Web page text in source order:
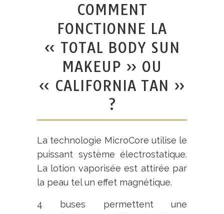
COMMENT
FONCTIONNE LA
« TOTAL BODY SUN
MAKEUP » OU
« CALIFORNIA TAN »
?
La technologie MicroCore utilise le
puissant système électrostatique.
La lotion vaporisée est attirée par
la peau tel un effet magnétique.
4 buses permettent une